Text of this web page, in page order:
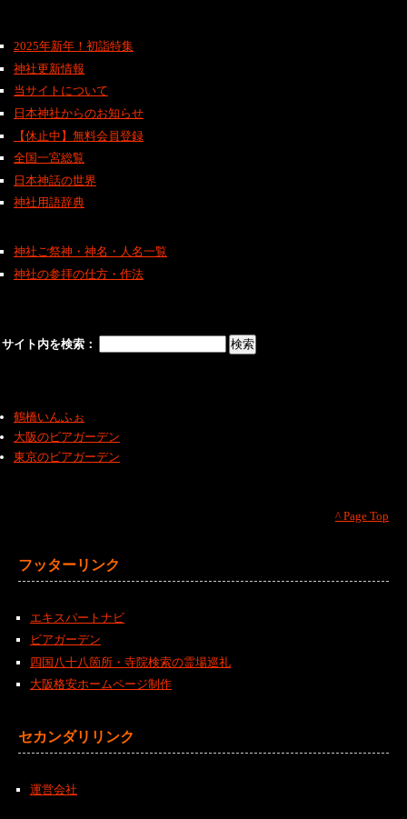
2025年新年！初詣特集
神社更新情報
当サイトについて
日本神社からのお知らせ
【休止中】無料会員登録
全国一宮総覧
日本神話の世界
神社用語辞典
神社ご祭神・神名・人名一覧
神社の参拝の仕方・作法
サイト内を検索：
鶴橋いんふぉ
大阪のビアガーデン
東京のビアガーデン
^ Page Top
フッターリンク
エキスパートナビ
ビアガーデン
四国八十八箇所・寺院検索の霊場巡礼
大阪格安ホームページ制作
セカンダリリンク
運営会社